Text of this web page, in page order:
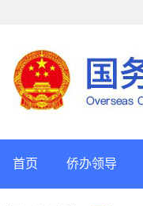
首页 侨办领导